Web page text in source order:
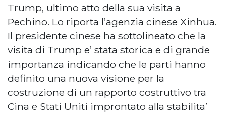
Trump, ultimo atto della sua visita a
Pechino. Lo riporta l’agenzia cinese Xinhua.
Il presidente cinese ha sottolineato che la
visita di Trump e’ stata storica e di grande
importanza indicando che le parti hanno
definito una nuova visione per la
costruzione di un rapporto costruttivo tra
Cina e Stati Uniti improntato alla stabilita’